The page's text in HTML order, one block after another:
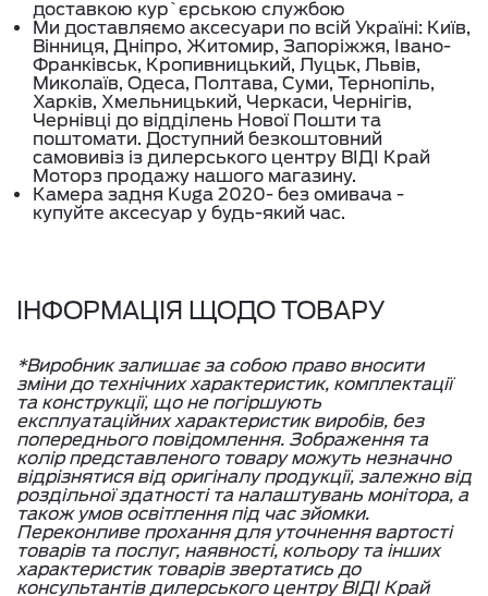
доставкою кур`єрською службою
Ми доставляємо аксесуари по всій Україні: Київ,
Вінниця, Дніпро, Житомир, Запоріжжя, Івано-
Франківськ, Кропивницький, Луцьк, Львів,
Миколаїв, Одеса, Полтава, Суми, Тернопіль,
Харків, Хмельницький, Черкаси, Чернігів,
Чернівці до відділень Нової Пошти та
поштомати. Доступний безкоштовний
самовивіз із дилерського центру ВІДІ Край
Моторз продажу нашого магазину.
Камера задня Kuga 2020- без омивача -
купуйте аксесуар у будь-який час.
ІНФОРМАЦІЯ ЩОДО ТОВАРУ
*Виробник залишає за собою право вносити
зміни до технічних характеристик, комплектації
та конструкції, що не погіршують
експлуатаційних характеристик виробів, без
попереднього повідомлення. Зображення та
колір представленого товару можуть незначно
відрізнятися від оригіналу продукції, залежно від
роздільної здатності та налаштувань монітора, а
також умов освітлення під час зйомки.
Переконливе прохання для уточнення вартості
товарів та послуг, наявності, кольору та інших
характеристик товарів звертатись до
консультантів дилерського центру ВІДІ Край